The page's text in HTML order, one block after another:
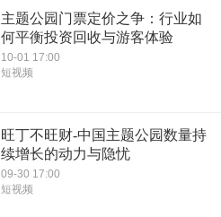
主题公园门票定价之争：行业如
何平衡投资回收与游客体验
10-01 17:00
短视频
旺丁不旺财-中国主题公园数量持
续增长的动力与隐忧
09-30 17:00
短视频